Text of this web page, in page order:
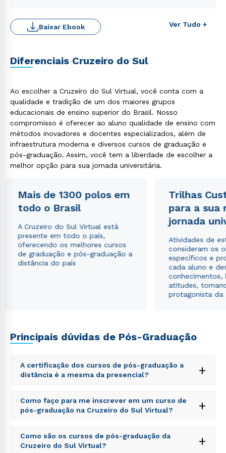
Ver Tudo +
Baixar Ebook
Diferenciais Cruzeiro do Sul
Ao escolher a Cruzeiro do Sul Virtual, você conta com a
qualidade e tradição de um dos maiores grupos
educacionais de ensino superior do Brasil. Nosso
compromisso é oferecer ao aluno qualidade de ensino com
métodos inovadores e docentes especializados, além de
infraestrutura moderna e diversos cursos de graduação e
pós-graduação. Assim, você tem a liberdade de escolher a
melhor opção para sua jornada universitária.
Mais de 1300 polos em
todo o Brasil
A Cruzeiro do Sul Virtual está
presente em todo o país,
oferecendo os melhores cursos
de graduação e pós-graduação a
distância do país
Trilhas
para a sua
jornada
Atividades de
consideram os
específicos e
cada aluno e
conhecimentos,
atitudes,
protagonista da
Principais dúvidas de Pós-Graduação
A certificação dos cursos de pós-graduação a
distância é a mesma da presencial?
+
Sed ut perspiciatis unde omnis iste natus error sit
voluptatem accusantium doloremque laudantium,
totam rem aperiam, eaque ipsa quae ab illo inventore
explicabo. Nemo enim ipsam voluptatem quia
voluptas sit aspernatur aut odit aut fugit, sed quia
Como faço para me inscrever em um curso de
pós-graduação na Cruzeiro do Sul Virtual?
+
Sed ut perspiciatis unde omnis iste natus error sit
voluptatem accusantium doloremque laudantium,
Como são os cursos de pós-graduação da
Cruzeiro do Sul Virtual?
+
Rápido e fácil
WhatsApp
ou
Estou de acordo com aPolítica de Privacidade.
autorizo que meus dados sejam utilizados para o
envio de conteúdos da Cruzeiro do Sul.